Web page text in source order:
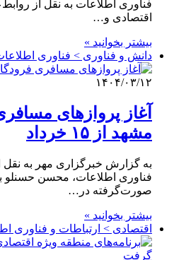
فناوری اطلاعات به نقل از
اقتصادی و…
بیشتر بخوانید »
دانش و فناوری > فناوری
۱۴۰۴/۰۳/۱۲
آغاز پروازهای
مشهد از ۱۵ خرداد
به گزارش خبرگزاری مهر به نقل
فناوری اطلاعات، محسن حسنلو
صورت‌گرفته در…
بیشتر بخوانید »
اقتصادی > ارتباطات و فناوری